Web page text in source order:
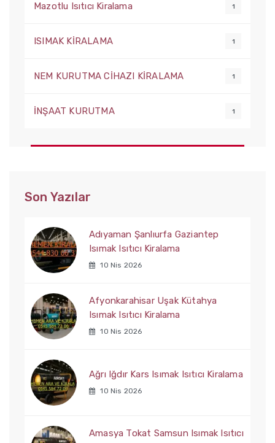
Mazotlu Isıtıcı Kiralama 1
ISIMAK KİRALAMA 1
NEM KURUTMA CİHAZI KİRALAMA 1
İNŞAAT KURUTMA 1
Son Yazılar
Adıyaman Şanlıurfa Gaziantep
Isımak Isıtıcı Kiralama
10 Nis 2026
Afyonkarahisar Uşak Kütahya
Isımak Isıtıcı Kiralama
10 Nis 2026
Ağrı Iğdır Kars Isımak Isıtıcı Kiralama
10 Nis 2026
Amasya Tokat Samsun Isımak Isıtıcı